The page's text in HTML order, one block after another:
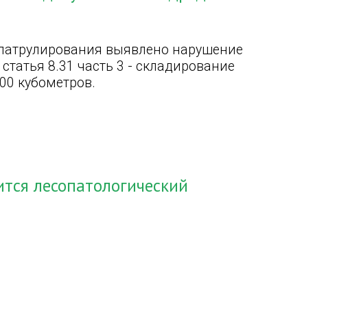
выявлено нарушение
8.31 часть 3 - складирование
кубометров.
лесопатологический